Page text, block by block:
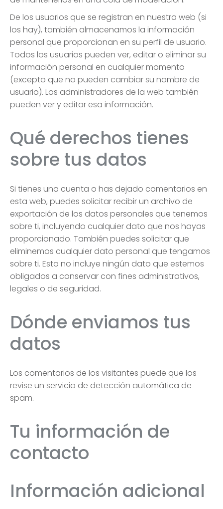
De los usuarios que se registran en nuestra web (si
los hay), también almacenamos la información
personal que proporcionan en su perfil de usuario.
Todos los usuarios pueden ver, editar o eliminar su
información personal en cualquier momento
(excepto que no pueden cambiar su nombre de
usuario). Los administradores de la web también
pueden ver y editar esa información.
Qué derechos tienes
sobre tus datos
Si tienes una cuenta o has dejado comentarios en
esta web, puedes solicitar recibir un archivo de
exportación de los datos personales que tenemos
sobre ti, incluyendo cualquier dato que nos hayas
proporcionado. También puedes solicitar que
eliminemos cualquier dato personal que tengamos
sobre ti. Esto no incluye ningún dato que estemos
obligados a conservar con fines administrativos,
legales o de seguridad.
Dónde enviamos tus
datos
Los comentarios de los visitantes puede que los
revise un servicio de detección automática de
spam.
Tu información de
contacto
Información adicional